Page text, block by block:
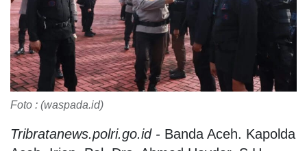
Foto : (waspada.id)
Tribratanews.polri.go.id - Banda Aceh. Kapolda